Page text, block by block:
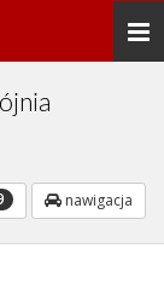
nawigacja